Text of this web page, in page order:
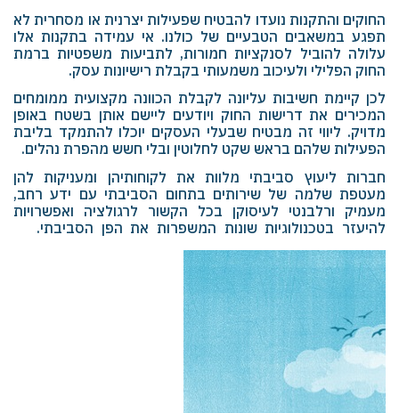
החוקים והתקנות נועדו להבטיח שפעילות יצרנית או מסחרית לא
תפגע במשאבים הטבעיים של כולנו. אי עמידה בתקנות אלו
עלולה להוביל לסנקציות חמורות, לתביעות משפטיות ברמת
החוק הפלילי ולעיכוב משמעותי בקבלת רישיונות עסק.
לכן קיימת חשיבות עליונה לקבלת הכוונה מקצועית ממומחים
המכירים את דרישות החוק ויודעים ליישם אותן בשטח באופן
מדויק. ליווי זה מבטיח שבעלי העסקים יוכלו להתמקד בליבת
הפעילות שלהם בראש שקט לחלוטין ובלי חשש מהפרת נהלים.
חברות ליעוץ סביבתי מלוות את לקוחותיהן ומעניקות להן
מעטפת שלמה של שירותים בתחום הסביבתי עם ידע רחב,
מעמיק ורלבנטי לעיסוקן בכל הקשור לרגולציה ואפשרויות
להיעזר בטכנולוגיות שונות המשפרות את הפן הסביבתי.